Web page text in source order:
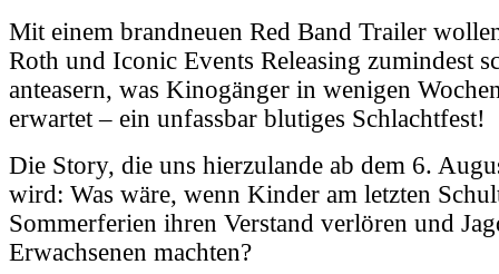
Mit einem brandneuen Red Band Trailer
Roth und Iconic Events Releasing zumindest
anteasern, was Kinogänger in wenigen
erwartet – ein unfassbar blutiges Schlachtfest!
Die Story, die uns hierzulande ab dem 6.
wird: Was wäre, wenn Kinder am letzten
Sommerferien ihren Verstand verlören und
Erwachsenen machten?